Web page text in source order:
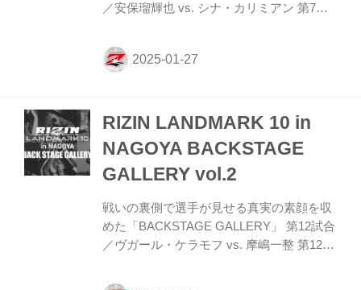
／安保瑠輝也 vs. シナ・カリミアン 第7試
6試合／細川一颯 vs. 宇佐美正パトリック
第6試合／細川一颯 vs. 宇佐美正パトリック
智 vs. 三浦孝太 第4試合／冨澤大智 vs. 三
試合／YURA vs. 朝久泰央12 第2試合／安
井飛馬 vs. 黒薔薇くん 第2試合／安井飛馬
RIZIN LANDMARK 10 in
NAGOYA BACKSTAGE
GALLERY vol.2
戦いの裏側で選手が見せる真実の素顔を収
めた「BACKSTAGE GALLERY」 第12試合
／ヴガール・ケラモフ vs. 摩嶋一整 第12試
11試合／浜崎朱加 vs. シン・ユリ 第11試合